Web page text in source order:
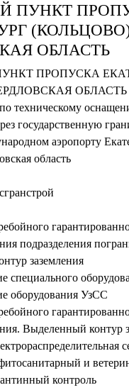
ПУНКТ
ОБЛАСТЬ
техническому
государственную
аэропорту
область
подразделения
заземления
специального
оборудования УзСС
Выделенный контур
и
контроль